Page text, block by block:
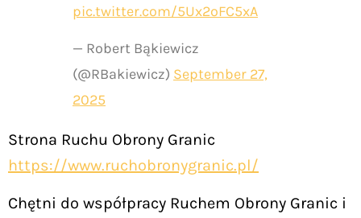
pic.twitter.com/5Ux2oFC5xA
— Robert Bąkiewicz
(@RBakiewicz) September 27,
2025
Strona Ruchu Obrony Granic
https://www.ruchobronygranic.pl/
Chętni do współpracy Ruchem Obrony Granic i